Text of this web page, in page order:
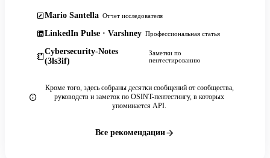
Mario Santella Отчет исследователя
LinkedIn Pulse · Varshney Профессиональная статья
Cybersecurity-Notes
(3ls3if)
Заметки по
пентестированию
Кроме того, здесь собраны десятки сообщений от сообщества,
руководств и заметок по OSINT-пентестингу, в которых
упоминается API.
Все рекомендации